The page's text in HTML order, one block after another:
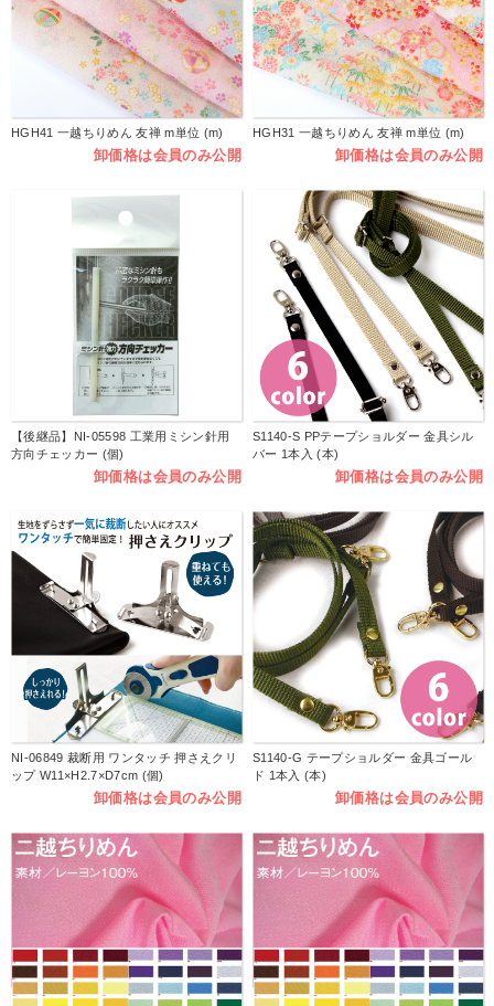
HGH41 一越ちりめん 友禅 m単位 (m)
卸価格は会員のみ公開
HGH31 一越ちりめん 友禅 m単位 (m)
卸価格は会員のみ公開
【後継品】NI-05598 工業用ミシン針用
方向チェッカー (個)
卸価格は会員のみ公開
S1140-S PPテープショルダー 金具シル
バー 1本入 (本)
卸価格は会員のみ公開
NI-06849 裁断用 ワンタッチ 押さえクリ
ップ W11×H2.7×D7cm (個)
卸価格は会員のみ公開
S1140-G テープショルダー 金具ゴール
ド 1本入 (本)
卸価格は会員のみ公開